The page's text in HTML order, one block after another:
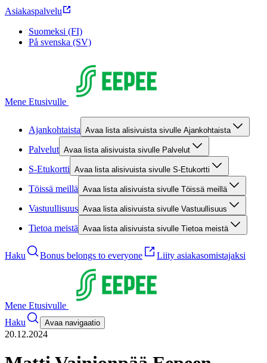
Asiakaspalvelu
Suomeksi (FI)
På svenska (SV)
Mene Etusivulle
Ajankohtaista Avaa lista alisivuista sivulle Ajankohtaista
Palvelut Avaa lista alisivuista sivulle Palvelut
S-Etukortti Avaa lista alisivuista sivulle S-Etukortti
Töissä meillä Avaa lista alisivuista sivulle Töissä meillä
Vastuullisuus Avaa lista alisivuista sivulle Vastuullisuus
Tietoa meistä Avaa lista alisivuista sivulle Tietoa meistä
Haku Bonus belongs to everyone Liity asiakasomistajaksi
Mene Etusivulle
Haku
Avaa navigaatio
20.12.2024